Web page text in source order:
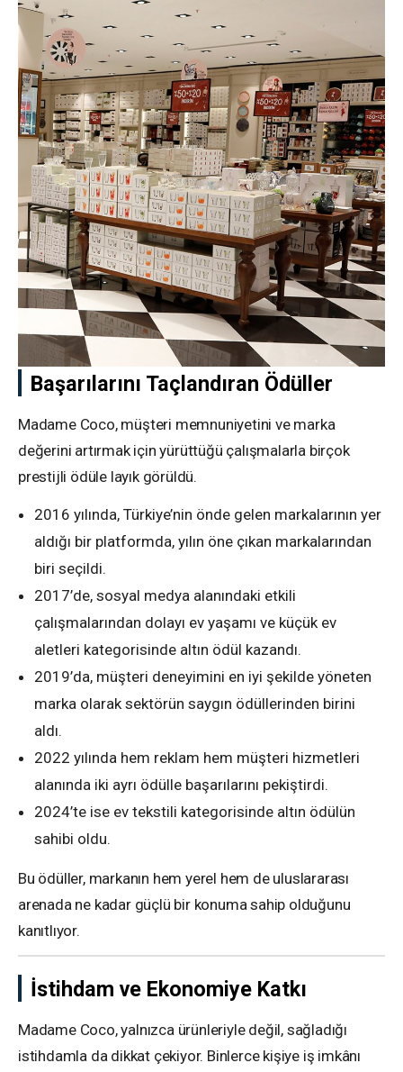
Başarılarını Taçlandıran Ödüller
Madame Coco, müşteri memnuniyetini ve marka
değerini artırmak için yürüttüğü çalışmalarla birçok
prestijli ödüle layık görüldü.
2016 yılında, Türkiye’nin önde gelen markalarının yer
aldığı bir platformda, yılın öne çıkan markalarından
biri seçildi.
2017’de, sosyal medya alanındaki etkili
çalışmalarından dolayı ev yaşamı ve küçük ev
aletleri kategorisinde altın ödül kazandı.
2019’da, müşteri deneyimini en iyi şekilde yöneten
marka olarak sektörün saygın ödüllerinden birini
aldı.
2022 yılında hem reklam hem müşteri hizmetleri
alanında iki ayrı ödülle başarılarını pekiştirdi.
2024’te ise ev tekstili kategorisinde altın ödülün
sahibi oldu.
Bu ödüller, markanın hem yerel hem de uluslararası
arenada ne kadar güçlü bir konuma sahip olduğunu
kanıtlıyor.
İstihdam ve Ekonomiye Katkı
Madame Coco, yalnızca ürünleriyle değil, sağladığı
istihdamla da dikkat çekiyor. Binlerce kişiye iş imkânı